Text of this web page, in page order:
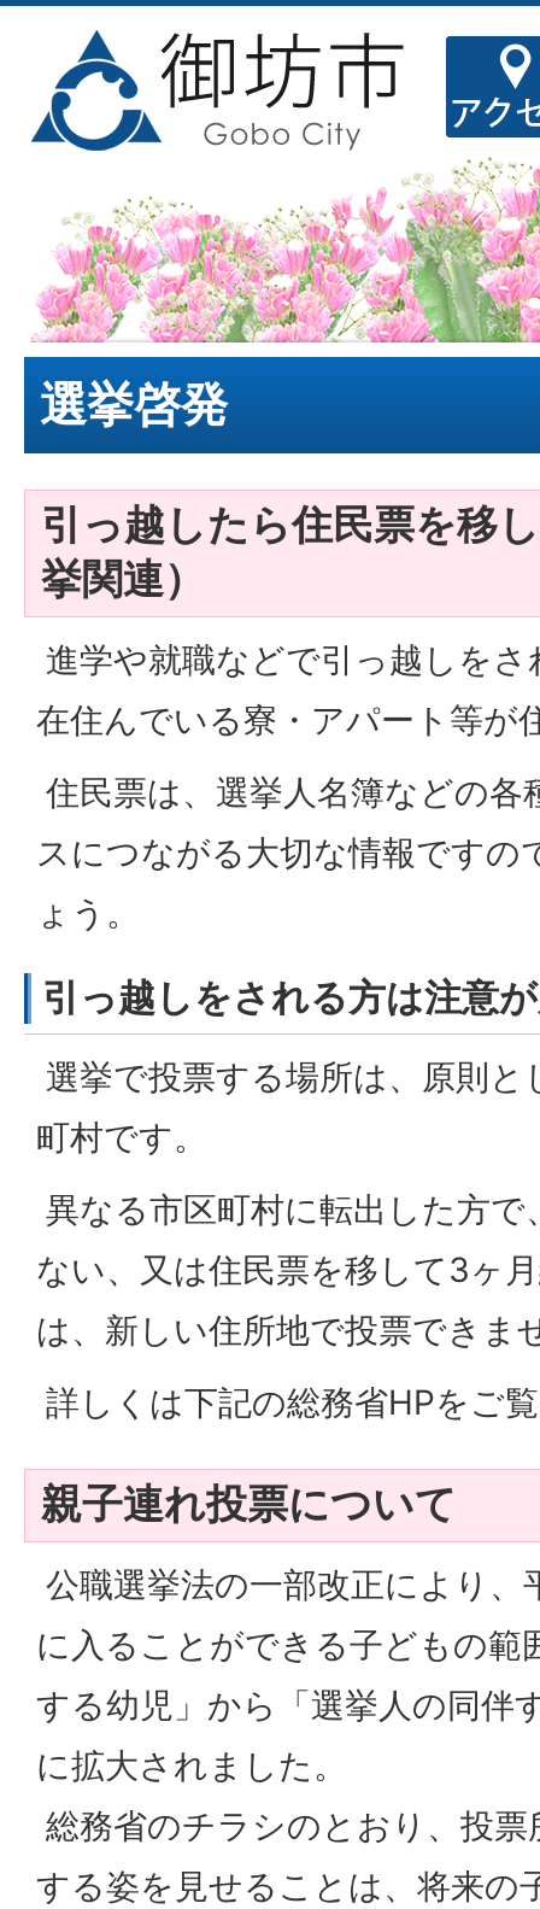
選挙啓発
引っ越したら住民票を移
挙関連）
進学や就職などで引っ越しを
在住んでいる寮・アパート等が
住民票は、選挙人名簿などの各
スにつながる大切な情報ですの
ょう。
引っ越しをされる方は注意
選挙で投票する場所は、原則
町村です。
異なる市区町村に転出した方
ない、又は住民票を移して3ヶ
は、新しい住所地で投票できま
詳しくは下記の総務省HPをご
親子連れ投票について
公職選挙法の一部改正により、
に入ることができる子どもの範
する幼児」から「選挙人の同伴
に拡大されました。
総務省のチラシのとおり、投
する姿を見せることは、将来の